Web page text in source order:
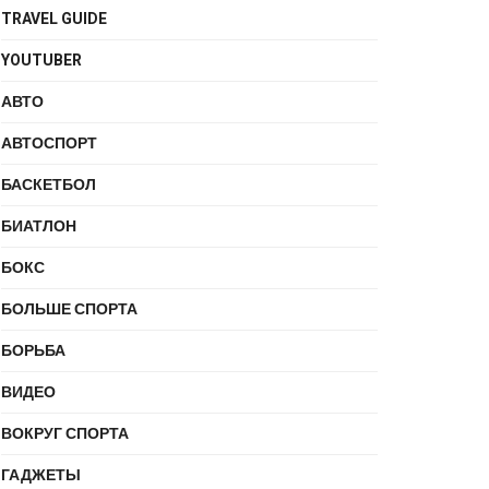
TRAVEL GUIDE
YOUTUBER
АВТО
АВТОСПОРТ
БАСКЕТБОЛ
БИАТЛОН
БОКС
БОЛЬШЕ СПОРТА
БОРЬБА
ВИДЕО
ВОКРУГ СПОРТА
ГАДЖЕТЫ